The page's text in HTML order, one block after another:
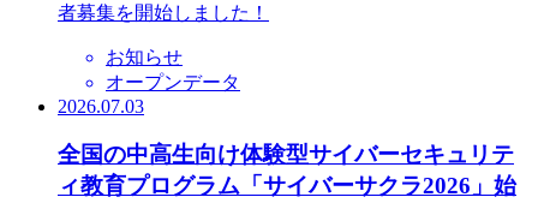
者募集を開始しました！
お知らせ
オープンデータ
2026.07.03
全国の中高生向け体験型サイバーセキュリテ
ィ教育プログラム「サイバーサクラ2026」始